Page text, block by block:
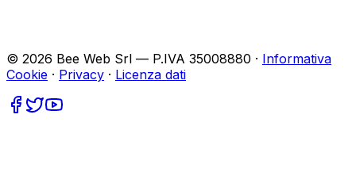
© 2026 Bee Web Srl — P.IVA 35008880 · Informativa
Cookie · Privacy · Licenza dati